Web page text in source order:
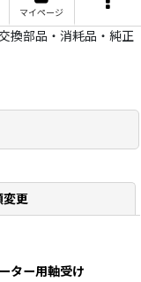
マイページ
換部品・消耗品・純正
変更
ター用軸受け